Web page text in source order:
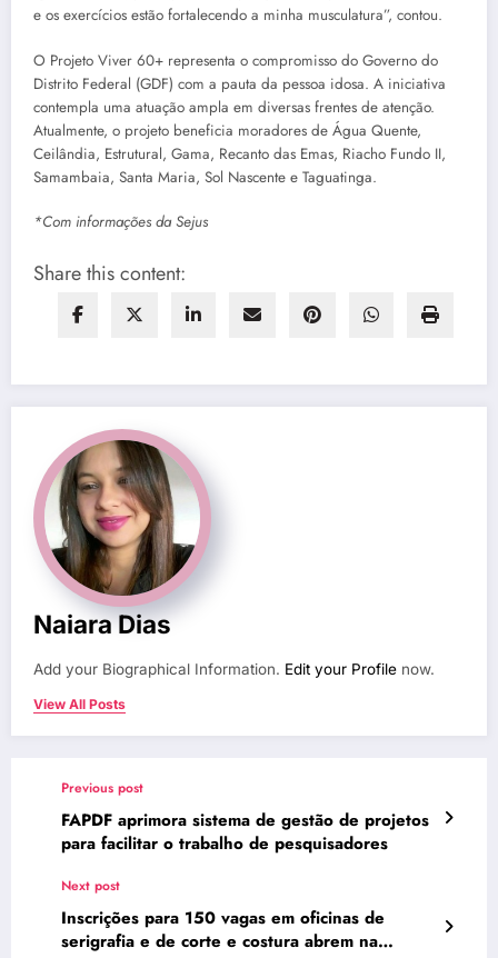
e os exercícios estão fortalecendo a minha musculatura”, contou.
O Projeto Viver 60+ representa o compromisso do Governo do
Distrito Federal (GDF) com a pauta da pessoa idosa. A iniciativa
contempla uma atuação ampla em diversas frentes de atenção.
Atualmente, o projeto beneficia moradores de Água Quente,
Ceilândia, Estrutural, Gama, Recanto das Emas, Riacho Fundo II,
Samambaia, Santa Maria, Sol Nascente e Taguatinga.
*Com informações da Sejus
Share this content:
Naiara Dias
Add your Biographical Information. Edit your Profile now.
View All Posts
Previous post
FAPDF aprimora sistema de gestão de projetos
para facilitar o trabalho de pesquisadores
Next post
Inscrições para 150 vagas em oficinas de
serigrafia e de corte e costura abrem na